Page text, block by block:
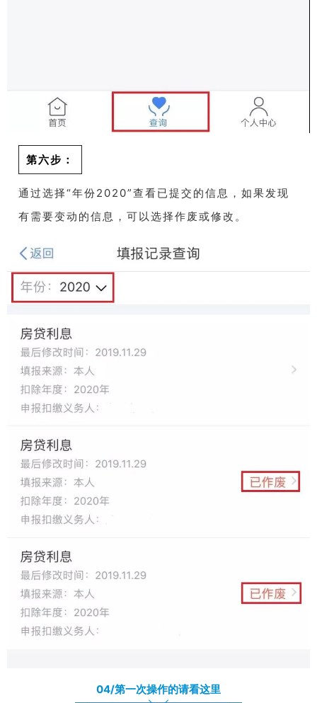
第六步：
通过选择“年份2020”查看已提交的信息，如果发现
有需要变动的信息，可以选择作废或修改。
04/第一次操作的请看这里